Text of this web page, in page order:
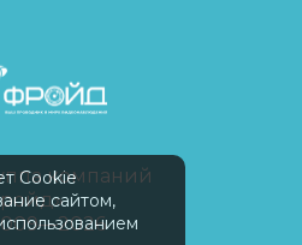
компаний
Cookie
сайтом,